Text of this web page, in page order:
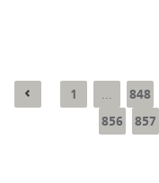
1 848
856
857